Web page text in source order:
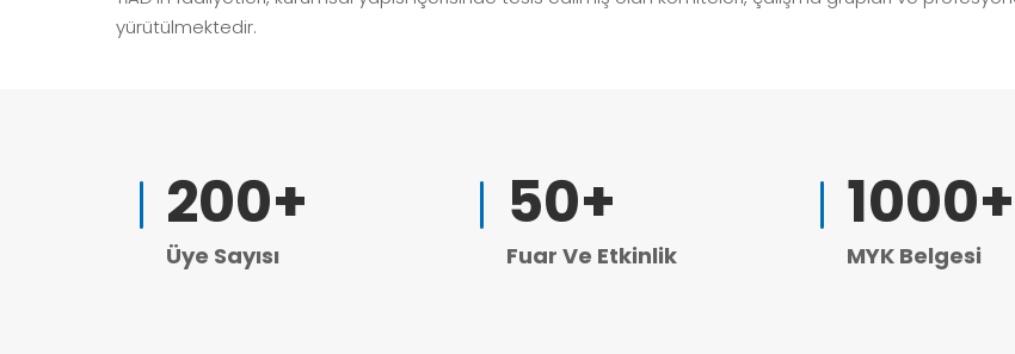
yürütülmektedir.
200+
Üye Sayısı
50+
Fuar Ve Etkinlik
1000+
MYK Belgesi